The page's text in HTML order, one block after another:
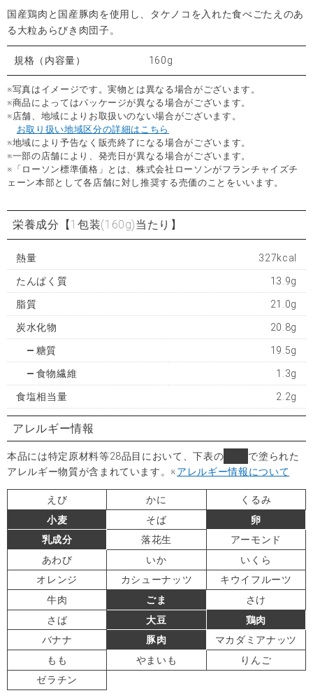
国産鶏肉と国産豚肉を使用し、タケノコを入れた食べごたえのあ
る大粒あらびき肉団子。
規格（内容量） 160g
※写真はイメージです。実物とは異なる場合がございます。
※商品によってはパッケージが異なる場合がございます。
※店舗、地域によりお取扱いのない場合がございます。
お取り扱い地域区分の詳細はこちら
※地域により予告なく販売終了になる場合がございます。
※一部の店舗により、発売日が異なる場合がございます。
※「ローソン標準価格」とは、株式会社ローソンがフランチャイズチ
ェーン本部として各店舗に対し推奨する売価のことをいいます。
栄養成分 【1包装(160g)当たり】
熱量 327kcal
たんぱく質 13.9g
脂質 21.0g
炭水化物 20.8g
糖質 19.5g
食物繊維 1.3g
食塩相当量 2.2g
アレルギー情報
本品には特定原材料等28品目において、下表の
で塗られた
アレルギー物質が含まれています。※アレルギー情報について
えび かに
くるみ
小麦
そば
卵
乳成分
落花生
アーモンド
あわび
いか
いくら
オレンジ
カシューナッツ
キウイフルーツ
牛肉
ごま
さけ
さば
大豆
鶏肉
バナナ
豚肉
マカダミアナッツ
もも
やまいも
りんご
ゼラチン